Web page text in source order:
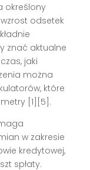
określony
odsetek
znać aktualne
jaki
można
które
[1][5].
w zakresie
kredytowej,
spłaty.